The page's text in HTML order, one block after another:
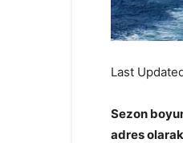
Last
Sezon
adres